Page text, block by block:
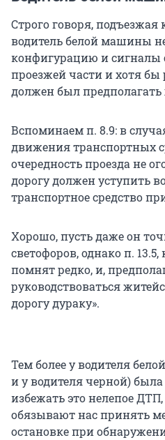
Строго говоря,
водитель белой машины
конфигурацию и сигналы
проезжей части и хотя бы
должен был
Вспоминаем п. 8.9: в
движения транспортных
очередность проезда не
дорогу должен уступить
транспортное средство
Хорошо, пусть даже он
светофоров, однако п.
помнят редко, и,
руководствоваться
дорогу дураку».
Тем более у водителя
и у водителя черной)
избежать это нелепое
обязывают нас принять
остановке при